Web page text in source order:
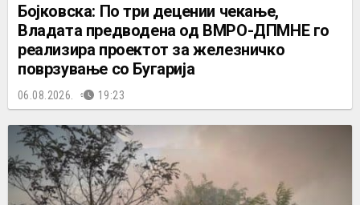
Бојковска: По три децении чекање,
Владата предводена од ВМРО-ДПМНЕ го
реализира проектот за железничко
поврзување со Бугарија
06.08.2026. 19:23